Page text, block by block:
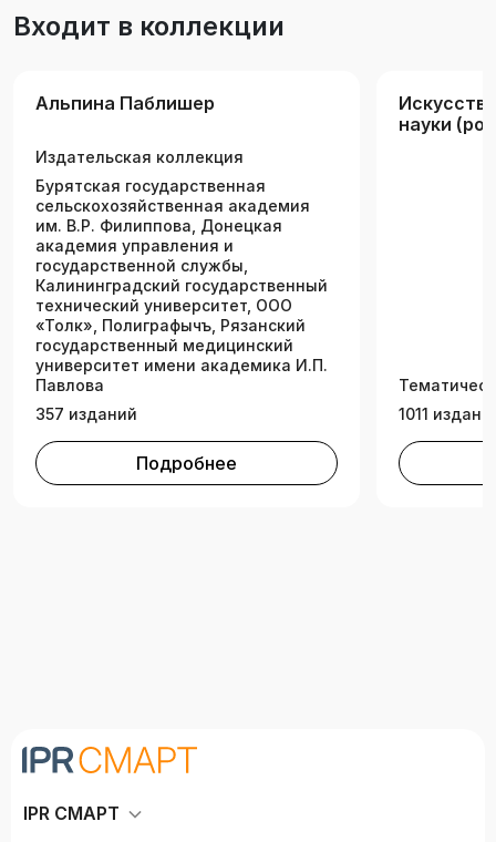
Входит в коллекции
Альпина Паблишер
Издательская коллекция
Бурятская государственная
сельскохозяйственная академия
им. В.Р. Филиппова, Донецкая
академия управления и
государственной службы,
Калининградский государственный
технический университет, ООО
«Толк», Полиграфычъ, Рязанский
государственный медицинский
университет имени академика И.П.
Павлова
357 изданий
Подробнее
науки
1011
IPR СМАРТ